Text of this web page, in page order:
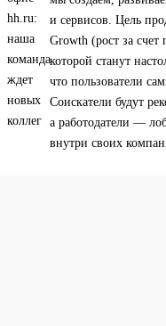
и сервисов. Цель
Growth (рост за
которой станут
что пользователи
Соискатели будут
а работодатели —
внутри своих